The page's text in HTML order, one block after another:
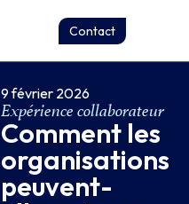
Contact
9 février 2026
Expérience collaborateur
Comment les
organisations
peuvent-